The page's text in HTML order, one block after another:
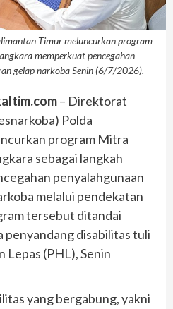
Timur meluncurkan program
memperkuat pencegahan
gelap narkoba Senin (6/7/2026).
– Direktorat
Polda
program Mitra
sebagai langkah
penyalahgunaan
melalui pendekatan
tersebut ditandai
disabilitas tuli
Lepas (PHL), Senin
yang bergabung, yakni